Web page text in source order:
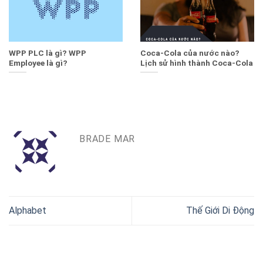
WPP PLC là gì? WPP
Employee là gì?
Coca-Cola của nước nào?
Lịch sử hình thành Coca-Cola
BRADE MAR
Alphabet Thế Giới Di Động